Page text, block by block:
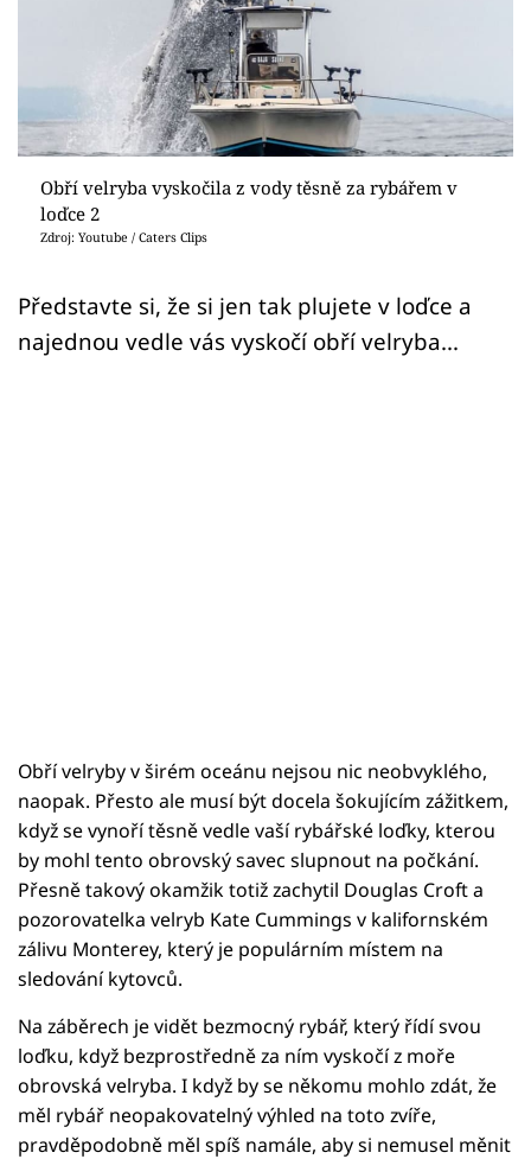
Sledujte prima+
Přihlášení
Sledujte nás
Obří velryba vyskočila z vody těsně za rybářem v
loďce 2
Zdroj: Youtube / Caters Clips
Představte si, že si jen tak plujete v loďce a
najednou vedle vás vyskočí obří velryba...
Obří velryby v širém oceánu nejsou nic neobvyklého,
naopak. Přesto ale musí být docela šokujícím zážitkem,
když se vynoří těsně vedle vaší rybářské loďky, kterou
by mohl tento obrovský savec slupnout na počkání.
Přesně takový okamžik totiž zachytil Douglas Croft a
pozorovatelka velryb Kate Cummings v kalifornském
zálivu Monterey, který je populárním místem na
sledování kytovců.
Na záběrech je vidět bezmocný rybář, který řídí svou
loďku, když bezprostředně za ním vyskočí z moře
obrovská velryba. I když by se někomu mohlo zdát, že
měl rybář neopakovatelný výhled na toto zvíře,
pravděpodobně měl spíš namále, aby si nemusel měnit